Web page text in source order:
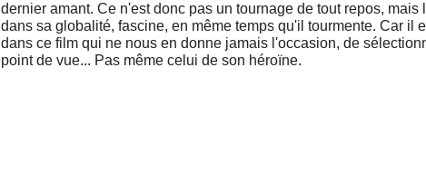
dernier amant. Ce n'est donc pas un tournage de tout repos, mais
dans sa globalité, fascine, en même temps qu'il tourmente. Car il
dans ce film qui ne nous en donne jamais l'occasion, de
point de vue... Pas même celui de son héroïne.